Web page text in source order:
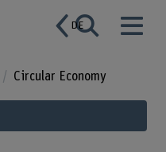
DE
Circular Economy